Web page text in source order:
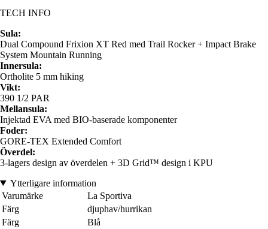
TECH INFO
Sula:
Dual Compound Frixion XT Red med Trail Rocker + Impact Brake
System Mountain Running
Innersula:
Ortholite 5 mm hiking
Vikt:
390 1/2 PAR
Mellansula:
Injektad EVA med BIO-baserade komponenter
Foder:
GORE-TEX Extended Comfort
Överdel:
3-lagers design av överdelen + 3D Grid™ design i KPU
Ytterligare information
Varumärke
La Sportiva
Färg
djuphav/hurrikan
Färg
Blå